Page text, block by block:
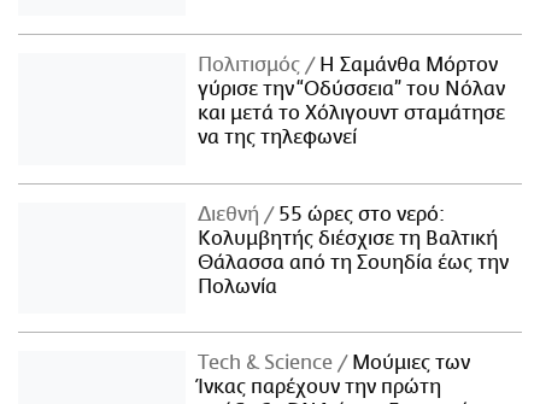
Πολιτισμός
Η Σαμάνθα Μόρτον
γύρισε την “Οδύσσεια” του Νόλαν
και μετά το Χόλιγουντ σταμάτησε
να της τηλεφωνεί
Διεθνή
55 ώρες στο νερό:
Κολυμβητής διέσχισε τη Βαλτική
Θάλασσα από τη Σουηδία έως την
Πολωνία
Τech & Science
Μούμιες των
Ίνκας παρέχουν την πρώτη